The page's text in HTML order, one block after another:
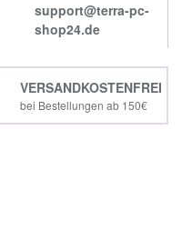
support@terra-pc-
shop24.de
VERSANDKOSTENFREI
bei Bestellungen ab 150€